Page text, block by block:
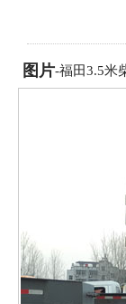
图片-福田3.5米